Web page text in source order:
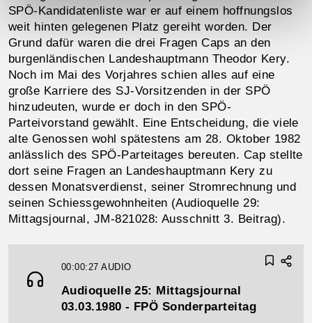
SPÖ-Kandidatenliste war er auf einem hoffnungslos
weit hinten gelegenen Platz gereiht worden. Der
Grund dafür waren die drei Fragen Caps an den
burgenländischen Landeshauptmann Theodor Kery.
Noch im Mai des Vorjahres schien alles auf eine
große Karriere des SJ-Vorsitzenden in der SPÖ
hinzudeuten, wurde er doch in den SPÖ-
Parteivorstand gewählt. Eine Entscheidung, die viele
alte Genossen wohl spätestens am 28. Oktober 1982
anlässlich des SPÖ-Parteitages bereuten. Cap stellte
dort seine Fragen an Landeshauptmann Kery zu
dessen Monatsverdienst, seiner Stromrechnung und
seinen Schiessgewohnheiten (Audioquelle 29:
Mittagsjournal, JM‑821028: Ausschnitt 3. Beitrag).
00:00:27AUDIO
Audioquelle 25: Mittagsjournal
03.03.1980 - FPÖ Sonderparteitag